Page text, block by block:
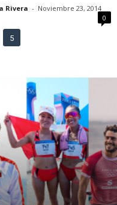
Rivera - Noviembre 23, 2014
0
5